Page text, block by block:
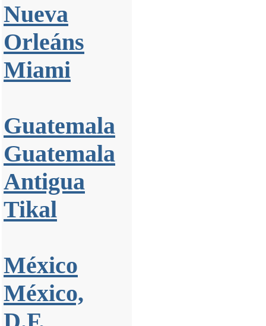
Nueva
Orleáns
Miami
Guatemala
Guatemala
Antigua
Tikal
México
México,